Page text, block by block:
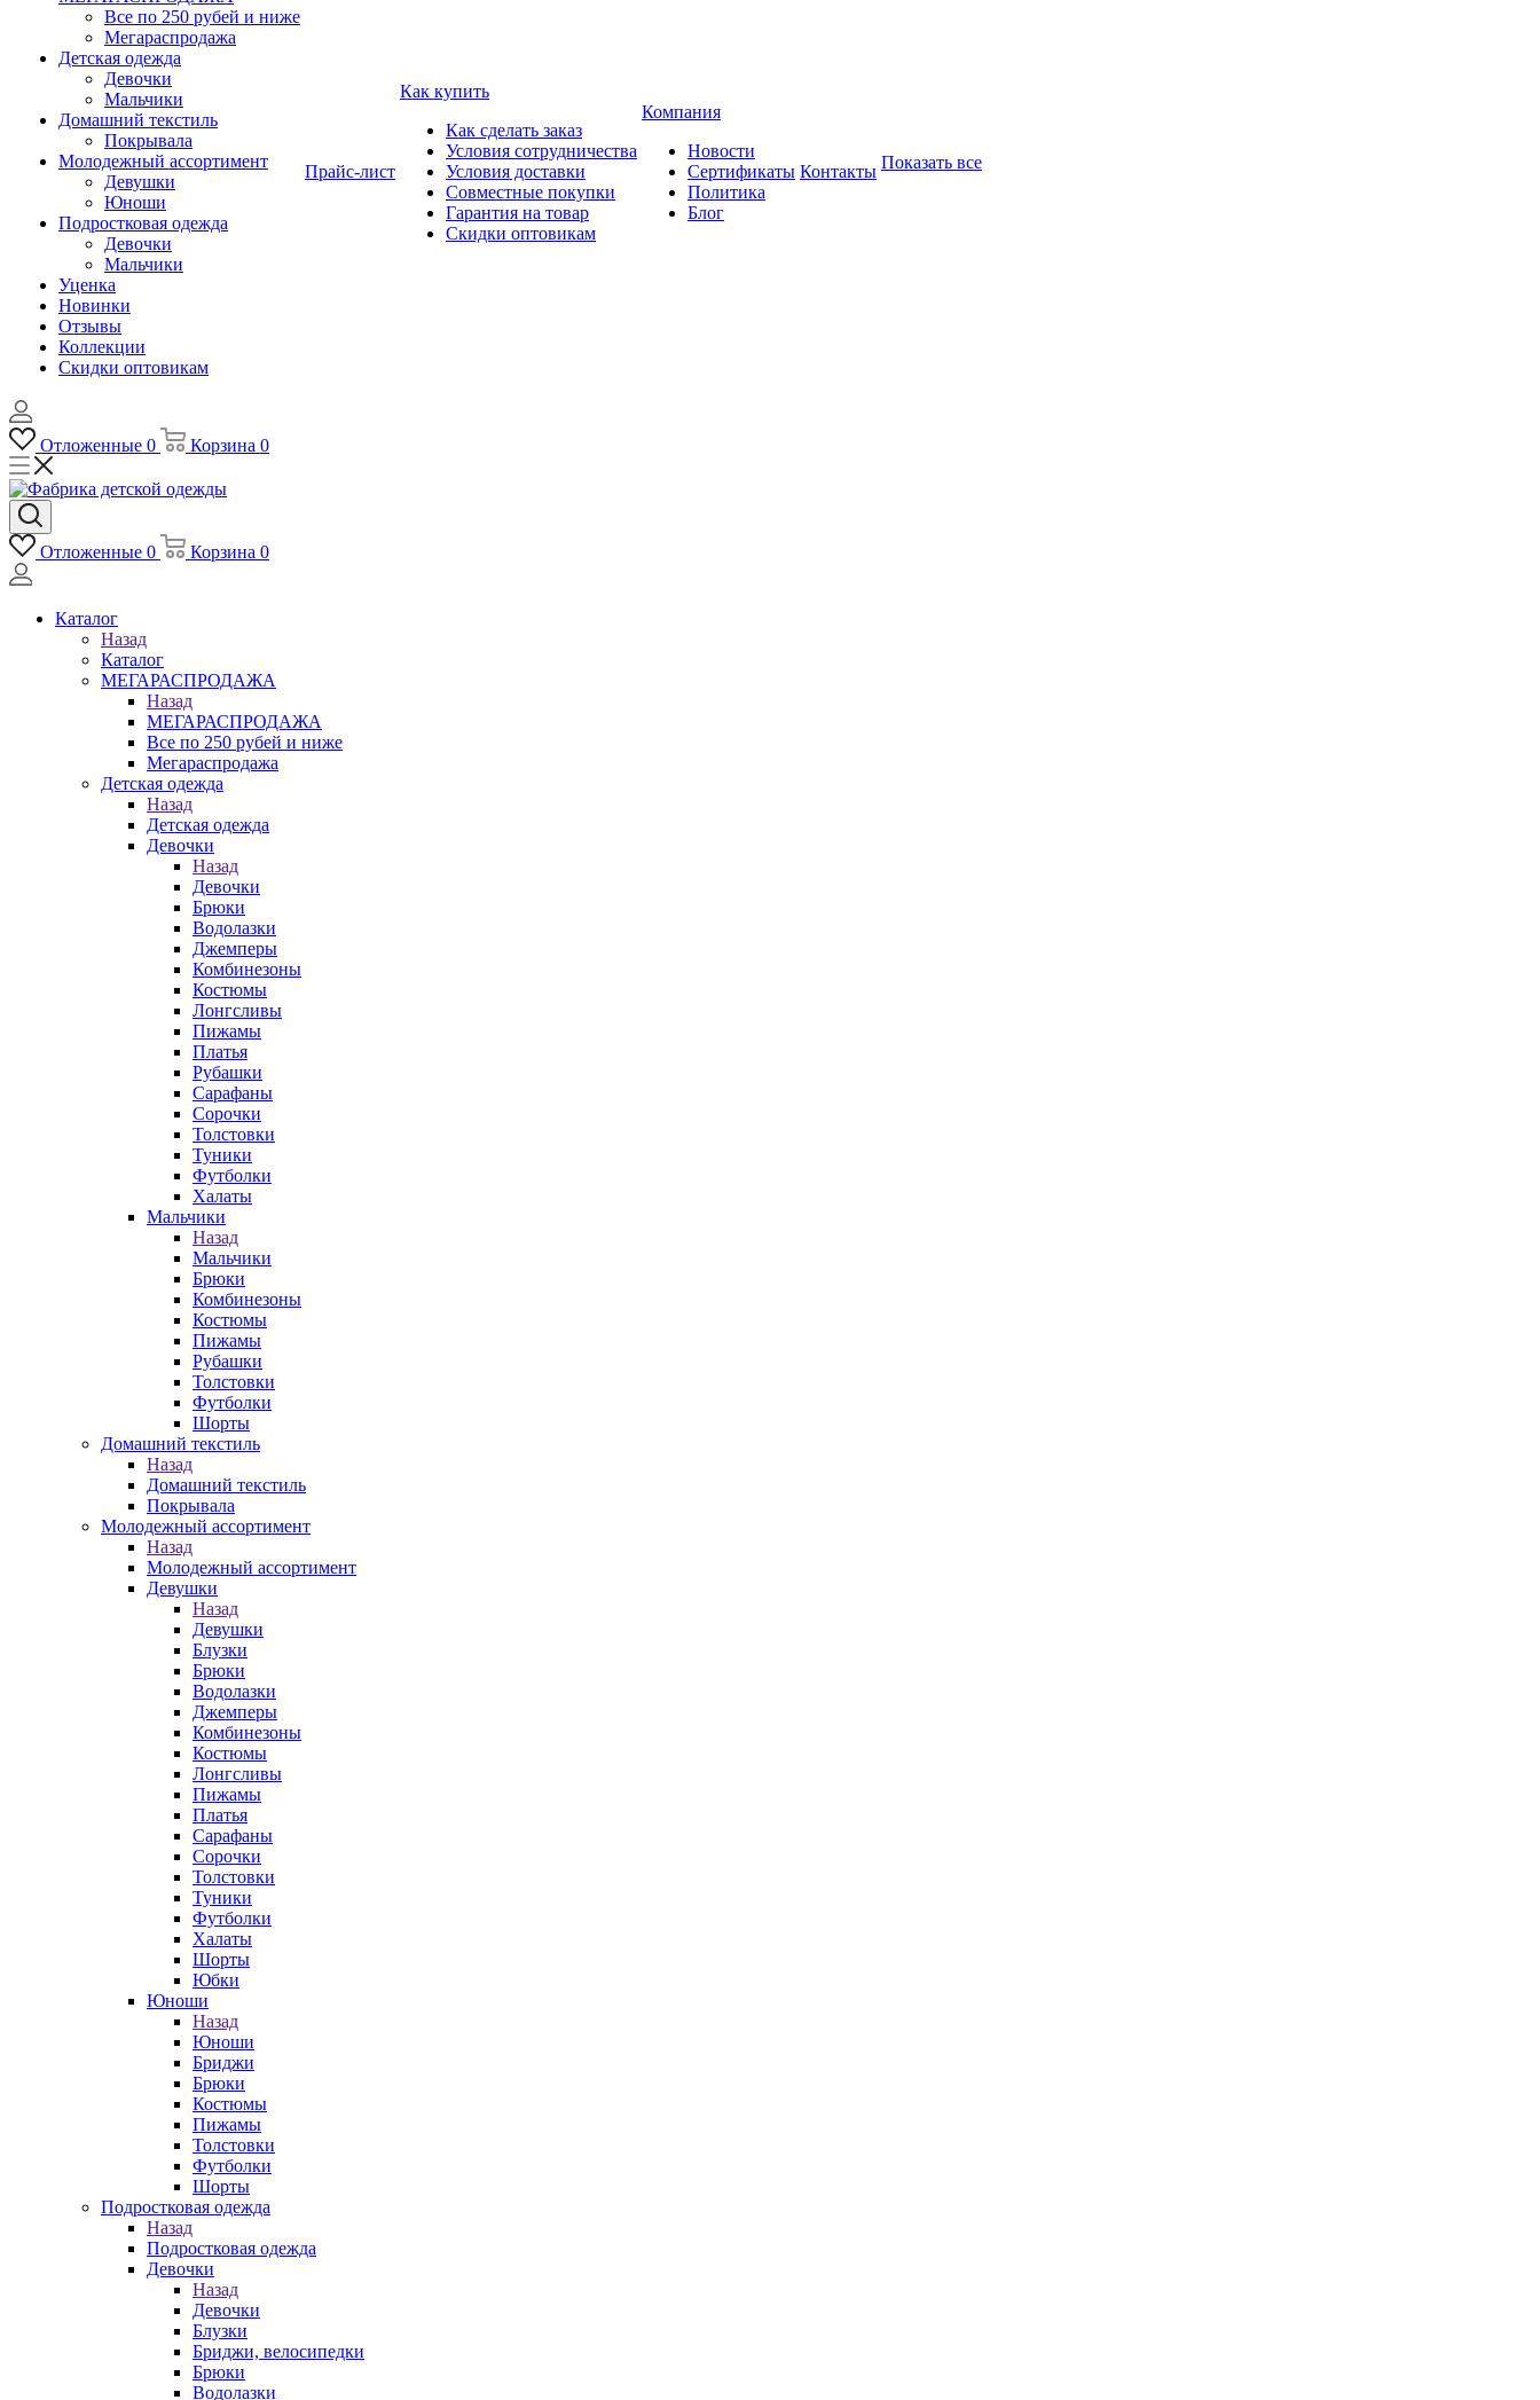
Все по 250 рубей и ниже
Мегараспродажа
Детская одежда
Девочки
Мальчики
Домашний текстиль
Покрывала
Молодежный ассортимент
Девушки
Юноши
Подростковая одежда
Девочки
Мальчики
Уценка
Новинки
Отзывы
Коллекции
Скидки оптовикам
Прайс-лист
Как купить
Как сделать заказ
Условия сотрудничества
Условия доставки
Совместные покупки
Гарантия на товар
Скидки оптовикам
Компания
Новости
Сертификаты
Политика
Блог
Контакты Показать все
Отложенные 0 Корзина 0
Отложенные 0 Корзина 0
Каталог
Назад
Каталог
МЕГАРАСПРОДАЖА
Назад
МЕГАРАСПРОДАЖА
Все по 250 рубей и ниже
Мегараспродажа
Детская одежда
Назад
Детская одежда
Девочки
Назад
Девочки
Брюки
Водолазки
Джемперы
Комбинезоны
Костюмы
Лонгсливы
Пижамы
Платья
Рубашки
Сарафаны
Сорочки
Толстовки
Туники
Футболки
Халаты
Мальчики
Назад
Мальчики
Брюки
Комбинезоны
Костюмы
Пижамы
Рубашки
Толстовки
Футболки
Шорты
Домашний текстиль
Назад
Домашний текстиль
Покрывала
Молодежный ассортимент
Назад
Молодежный ассортимент
Девушки
Назад
Девушки
Блузки
Брюки
Водолазки
Джемперы
Комбинезоны
Костюмы
Лонгсливы
Пижамы
Платья
Сарафаны
Сорочки
Толстовки
Туники
Футболки
Халаты
Шорты
Юбки
Юноши
Назад
Юноши
Бриджи
Брюки
Костюмы
Пижамы
Толстовки
Футболки
Шорты
Подростковая одежда
Назад
Подростковая одежда
Девочки
Назад
Девочки
Блузки
Бриджи, велосипедки
Брюки
Водолазки